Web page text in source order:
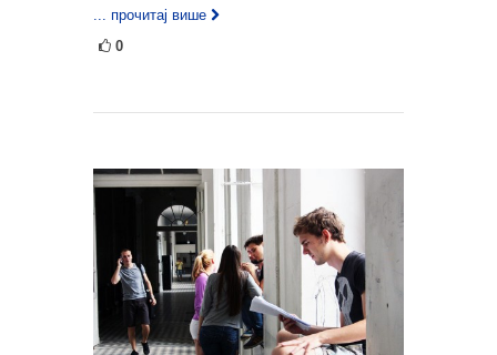
... прочитај више
0